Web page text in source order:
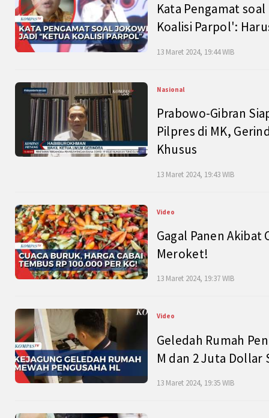
Kata Pengamat
Koalisi Parpol':
13 Maret 2024, 19:44 WIB
Nasional
Prabowo-Gibran
Pilpres di MK,
Khusus
13 Maret 2024, 19:43 WIB
Video
Gagal Panen Akibat
Meroket!
13 Maret 2024, 19:37 WIB
Video
Geledah Rumah
M dan 2 Juta Dollar
13 Maret 2024, 19:35 WIB